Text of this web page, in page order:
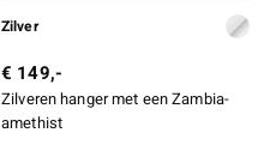
Zilver
€ 149,-
Zilveren hanger met een Zambia-
amethist